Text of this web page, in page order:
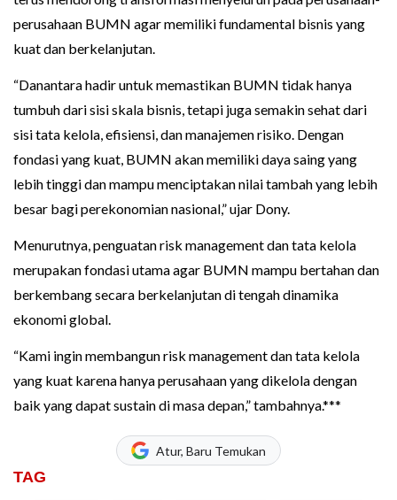
perusahaan BUMN agar memiliki fundamental bisnis yang
kuat dan berkelanjutan.
“Danantara hadir untuk memastikan BUMN tidak hanya
tumbuh dari sisi skala bisnis, tetapi juga semakin sehat dari
sisi tata kelola, efisiensi, dan manajemen risiko. Dengan
fondasi yang kuat, BUMN akan memiliki daya saing yang
lebih tinggi dan mampu menciptakan nilai tambah yang lebih
besar bagi perekonomian nasional,” ujar Dony.
Menurutnya, penguatan risk management dan tata kelola
merupakan fondasi utama agar BUMN mampu bertahan dan
berkembang secara berkelanjutan di tengah dinamika
ekonomi global.
“Kami ingin membangun risk management dan tata kelola
yang kuat karena hanya perusahaan yang dikelola dengan
baik yang dapat sustain di masa depan,” tambahnya.***
Atur, Baru Temukan
TAG